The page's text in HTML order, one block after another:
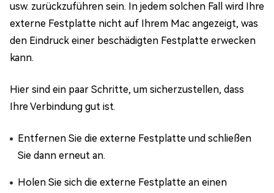
usw. zurückzuführen sein. In jedem solchen Fall wird Ihre
externe Festplatte nicht auf Ihrem Mac angezeigt, was
den Eindruck einer beschädigten Festplatte erwecken
kann.
Hier sind ein paar Schritte, um sicherzustellen, dass
Ihre Verbindung gut ist.
Entfernen Sie die externe Festplatte und schließen
Sie dann erneut an.
Holen Sie sich die externe Festplatte an einen